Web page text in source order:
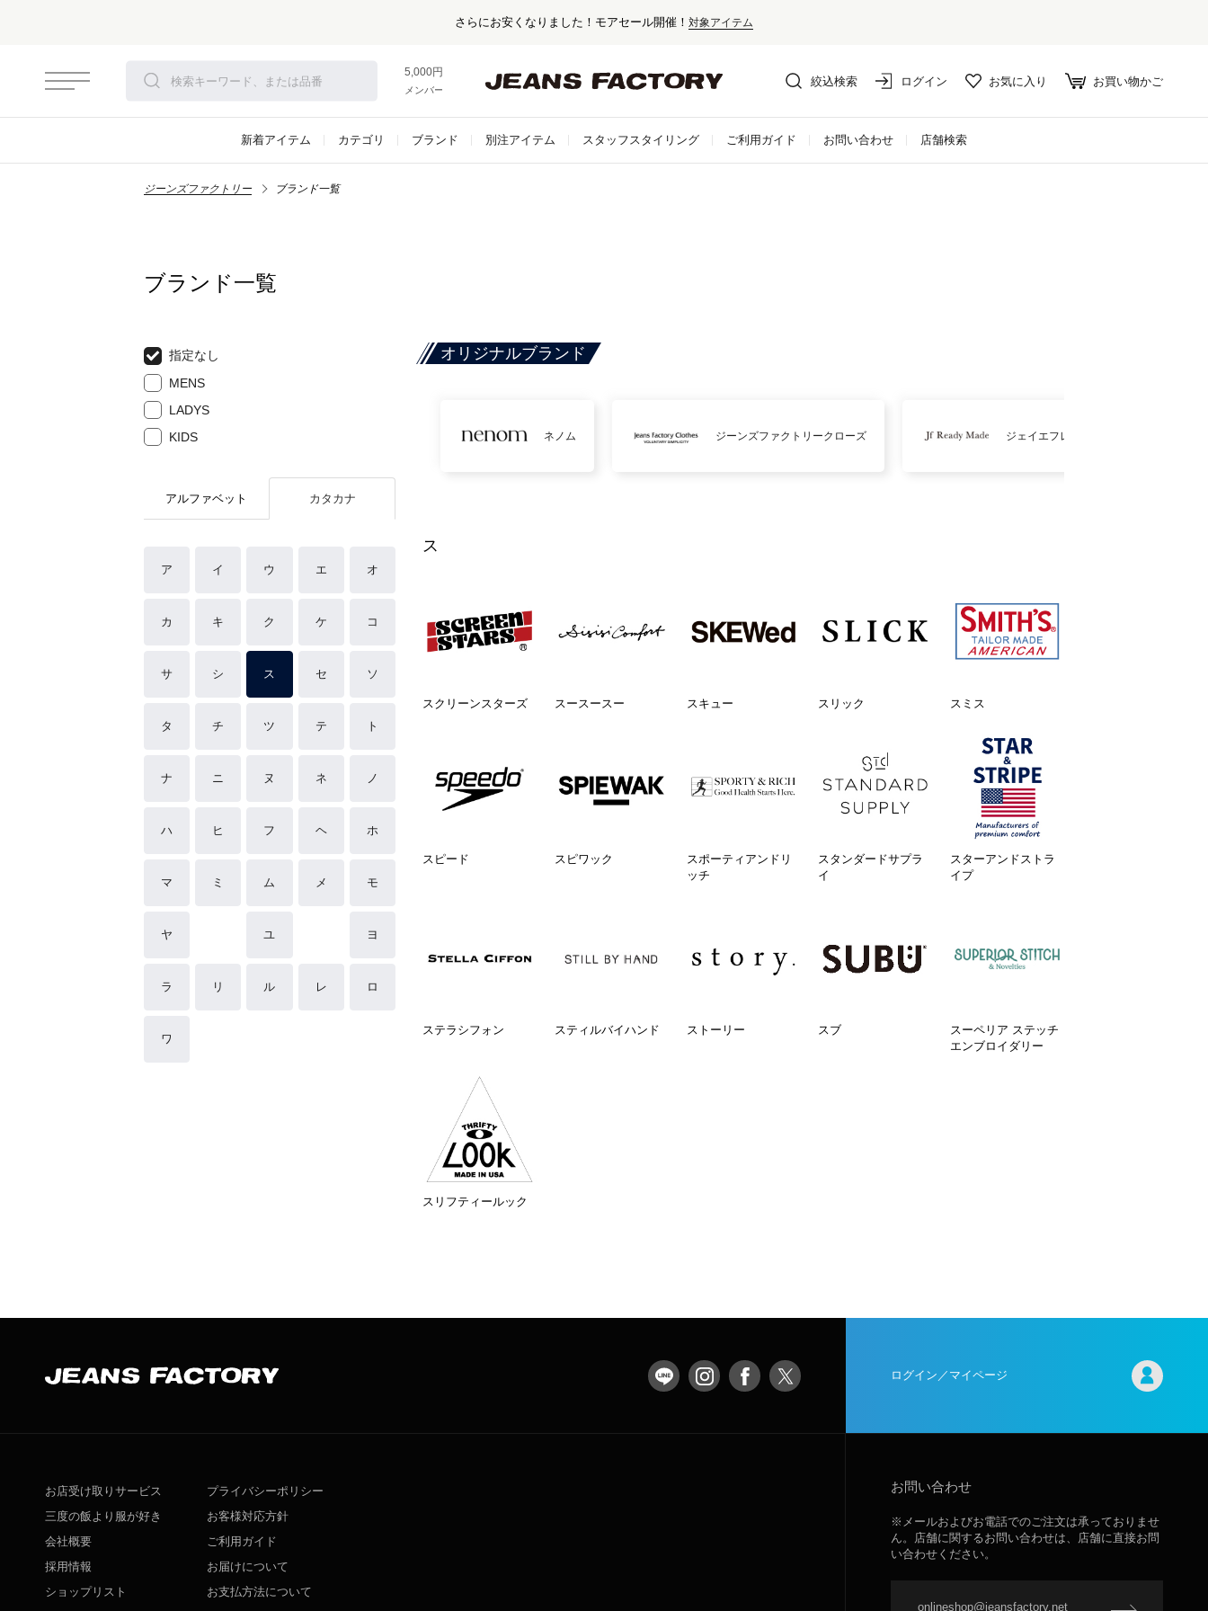
さらにお安くなりました！モアセール開催！ 対象アイテム
5,000円以上お買い上げで送料無料！
メンバー登録でお得な情報をゲット。さらに詳しく
絞込検索 ログイン お気に入り お買い物かご
新着アイテム カテゴリ ブランド 別注アイテム スタッフスタイリング ご利用ガイド お問い合わせ 店舗検索
ジーンズファクトリー ブランド一覧
ブランド一覧
指定なし
MENS
LADYS
KIDS
アルファベット カタカナ
ア イ ウ エ オ
カ キ ク ケ コ
サ シ ス セ ソ
タ チ ツ テ ト
ナ ニ ヌ ネ ノ
ハ ヒ フ ヘ ホ
マ ミ ム メ モ
ヤ ユ ヨ
ラ リ ル レ ロ
ワ
オリジナルブランド
ネノム ジーンズファクトリークローズ ジェイエフレディメイド
ス
スクリーンスターズ スースースー スキュー スリック スミス
スピード スピワック
スポーティアンドリ
ッチ
スタンダードサプラ
イ
スターアンドストラ
イプ
ステラシフォン スティルバイハンド ストーリー スブ
スーペリア ステッチ
エンブロイダリー
スリフティールック
ログイン／マイページ
お店受け取りサービス
三度の飯より服が好き
会社概要
採用情報
ショップリスト
プライバシーポリシー
お客様対応方針
ご利用ガイド
お届けについて
お支払方法について
お問い合わせ
※メールおよびお電話でのご注文は承っておりませ
ん。店舗に関するお問い合わせは、店舗に直接お問
い合わせください。
onlineshop@jeansfactory.net